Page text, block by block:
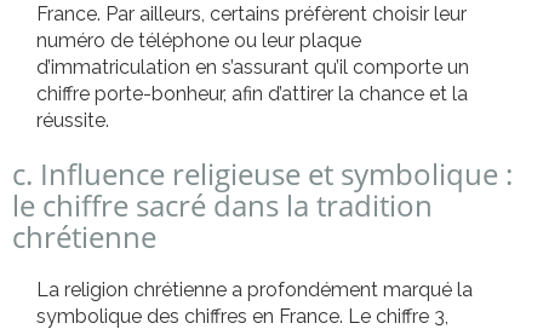
France. Par ailleurs, certains préfèrent choisir leur
numéro de téléphone ou leur plaque
d’immatriculation en s’assurant qu’il comporte un
chiffre porte-bonheur, afin d’attirer la chance et la
réussite.
c. Influence religieuse et symbolique :
le chiffre sacré dans la tradition
chrétienne
La religion chrétienne a profondément marqué la
symbolique des chiffres en France. Le chiffre 3,